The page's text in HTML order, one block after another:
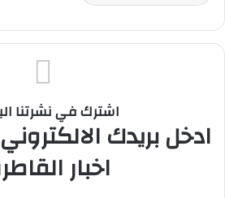
اشترك في نشرتنا
ادخل بريدك
اخبار